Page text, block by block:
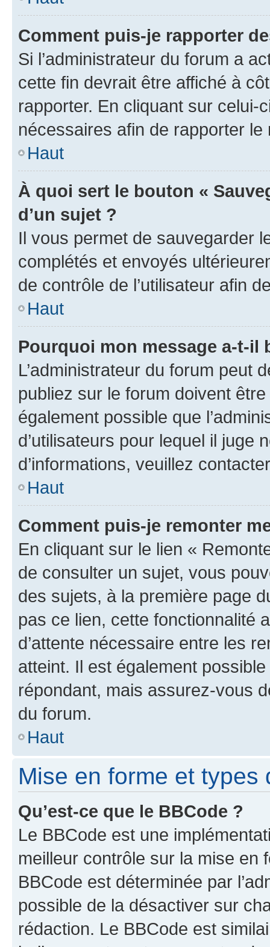
Comment puis-je rapporter
Si l’administrateur du forum a
cette fin devrait être affiché à
rapporter. En cliquant sur
nécessaires afin de rapporter le
Haut
À quoi sert le bouton «
d’un sujet ?
Il vous permet de sauvegarder
complétés et envoyés
de contrôle de l’utilisateur afin
Haut
Pourquoi mon message a-t-il
L’administrateur du forum peut
publiez sur le forum doivent
également possible que
d’utilisateurs pour lequel il juge
d’informations, veuillez
Haut
Comment puis-je remonter
En cliquant sur le lien «
de consulter un sujet, vous
des sujets, à la première page
pas ce lien, cette fonctionnalité
d’attente nécessaire entre les
atteint. Il est également
répondant, mais assurez-vous
du forum.
Haut
Mise en forme et types
Qu’est-ce que le BBCode ?
Le BBCode est une
meilleur contrôle sur la mise en
BBCode est déterminée par
possible de la désactiver sur
rédaction. Le BBCode est